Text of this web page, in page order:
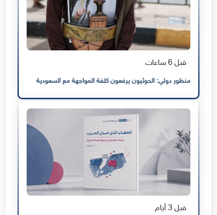
قبل 6 ساعات
منظور دولي: الحوثيون يرفعون كلفة المواجهة مع السعودية
قبل 3 أيام